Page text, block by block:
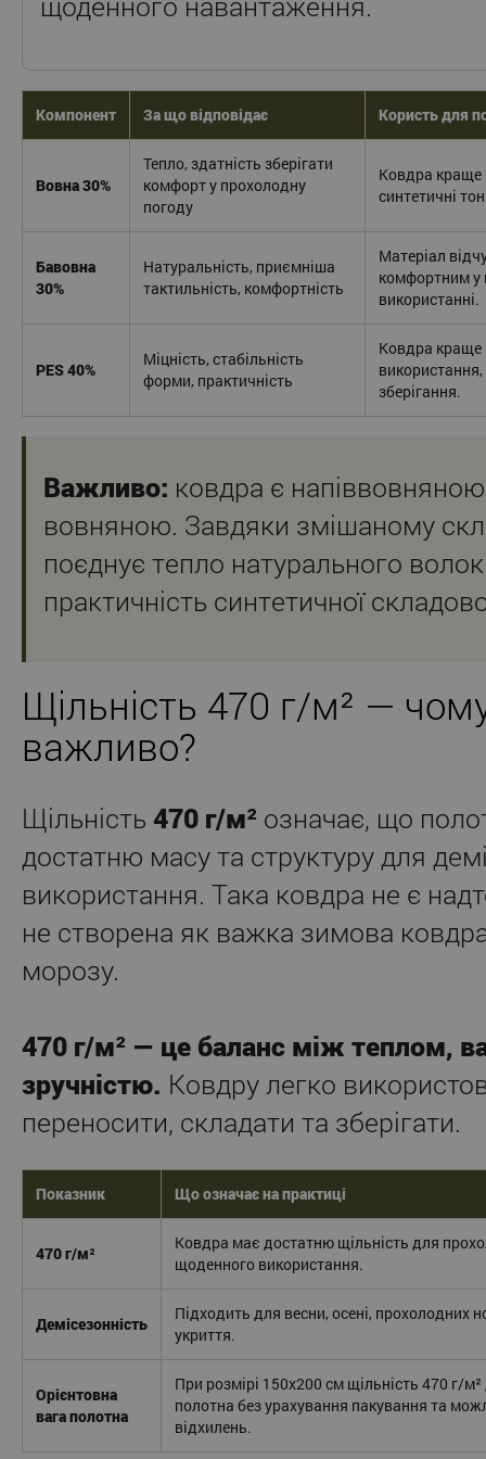
Компонент За що відповідає Користь для
Вовна 30%
Тепло, здатність зберігати
комфорт у прохолодну
погоду
Ковдра краще
синтетичні
Бавовна
30%
Натуральність, приємніша
тактильність, комфортність
Матеріал
комфортним у
використанні.
PES 40%
Міцність, стабільність
форми, практичність
Ковдра краще
зберігання.
Важливо: ковдра є
вовняною. Завдяки змішаному
поєднує тепло натурального
практичність синтетичної
Щільність 470 г/м² —
важливо?
Щільність 470 г/м² означає, що
достатню масу та структуру для
використання. Така ковдра не є
не створена як важка зимова
морозу.
470 г/м² — це баланс між теплом,
зручністю. Ковдру легко
переносити, складати та зберігати.
Показник Що означає на практиці
470 г/м²
Ковдра має достатню щільність для
щоденного використання.
Демісезонність
Підходить для весни, осені, прохолодних
укриття.
Орієнтовна
вага полотна
При розмірі 150x200 см щільність 470 г/
полотна без урахування пакування та
відхилень.